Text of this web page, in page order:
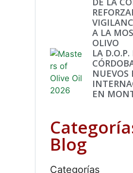
A LA
OLIVO
LA D.O.P.
NUEVOS
EN
Blog
Categorías